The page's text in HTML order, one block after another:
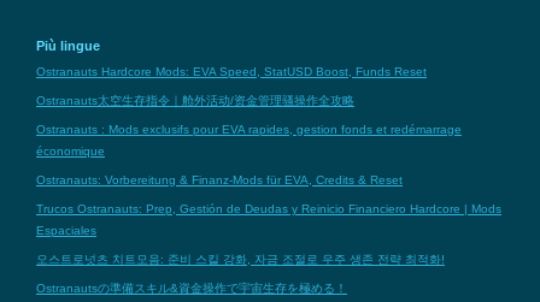
Più lingue
Ostranauts Hardcore Mods: EVA Speed, StatUSD Boost, Funds Reset
Ostranauts太空生存指令｜舱外活动/资金管理骚操作全攻略
Ostranauts : Mods exclusifs pour EVA rapides, gestion fonds et redémarrage
économique
Ostranauts: Vorbereitung & Finanz-Mods für EVA, Credits & Reset
Trucos Ostranauts: Prep, Gestión de Deudas y Reinicio Financiero Hardcore | Mods
Espaciales
오스트로넛츠 치트모음: 준비 스킬 강화, 자금 조절로 우주 생존 전략 최적화!
Ostranautsの準備スキル&資金操作で宇宙生存を極める！